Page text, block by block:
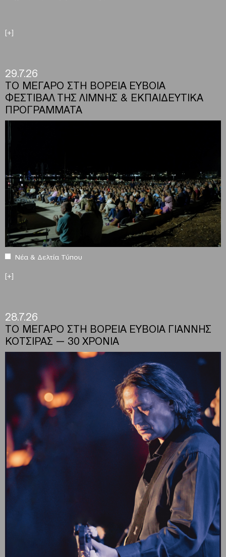
[+]
29.7.26
ΤΟ ΜΕΓΑΡΟ ΣΤΗ ΒΟΡΕΙΑ ΕΥΒΟΙΑ
ΦΕΣΤΙΒΑΛ ΤΗΣ ΛΙΜΝΗΣ & ΕΚΠΑΙΔΕΥΤΙΚΑ
ΠΡΟΓΡΑΜΜΑΤΑ
Νέα & Δελτία Τύπου
[+]
28.7.26
ΤΟ ΜΕΓΑΡΟ ΣΤΗ ΒΟΡΕΙΑ ΕΥΒΟΙΑ ΓΙΑΝΝΗΣ
ΚΟΤΣΙΡΑΣ — 30 ΧΡΟΝΙΑ